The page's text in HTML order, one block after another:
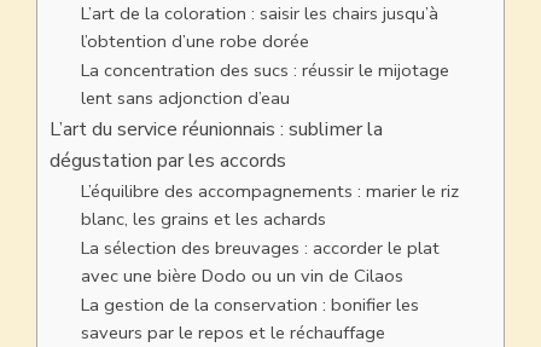
L’art de la coloration : saisir les chairs jusqu’à
l’obtention d’une robe dorée
La concentration des sucs : réussir le mijotage
lent sans adjonction d’eau
L’art du service réunionnais : sublimer la
dégustation par les accords
L’équilibre des accompagnements : marier le riz
blanc, les grains et les achards
La sélection des breuvages : accorder le plat
avec une bière Dodo ou un vin de Cilaos
La gestion de la conservation : bonifier les
saveurs par le repos et le réchauffage